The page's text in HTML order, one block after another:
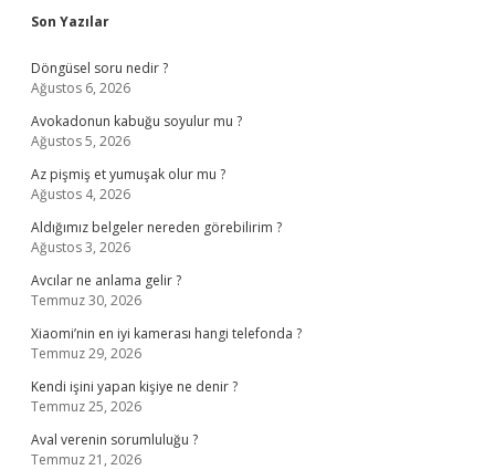
Sidebar
Son Yazılar
Döngüsel soru nedir ?
Ağustos 6, 2026
Avokadonun kabuğu soyulur mu ?
Ağustos 5, 2026
Az pişmiş et yumuşak olur mu ?
Ağustos 4, 2026
Aldığımız belgeler nereden görebilirim ?
Ağustos 3, 2026
Avcılar ne anlama gelir ?
Temmuz 30, 2026
Xiaomi’nin en iyi kamerası hangi telefonda ?
Temmuz 29, 2026
Kendi işini yapan kişiye ne denir ?
Temmuz 25, 2026
Aval verenin sorumluluğu ?
Temmuz 21, 2026